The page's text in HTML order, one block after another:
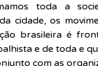
toda a
cidade, os
brasileira é
e de toda e
com as